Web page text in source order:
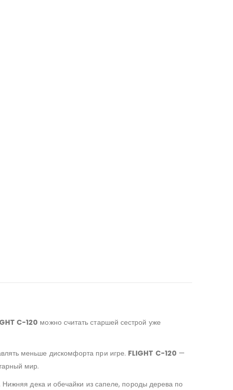
C-120 можно считать старшей сестрой уже
меньше дискомфорта при игре. FLIGHT C-120 —
мир.
Нижняя дека и обечайки из сапеле, породы дерева по